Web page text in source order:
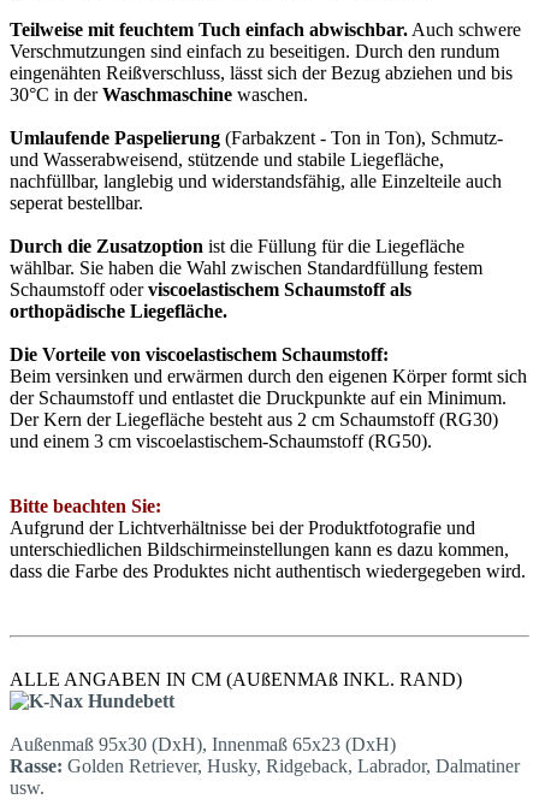
Teilweise mit feuchtem Tuch einfach abwischbar. Auch schwere
Verschmutzungen sind einfach zu beseitigen. Durch den rundum
eingenähten Reißverschluss, lässt sich der Bezug abziehen und bis
30°C in derWaschmaschine waschen.
Umlaufende Paspelierung (Farbakzent - Ton in Ton), Schmutz-
und Wasserabweisend, stützende und stabile Liegefläche,
nachfüllbar, langlebig und widerstandsfähig, alle Einzelteile auch
seperat bestellbar.
Durch die Zusatzoption ist die Füllung für die Liegefläche
wählbar. Sie haben die Wahl zwischen Standardfüllung festem
Schaumstoff oderviscoelastischem Schaumstoff als
orthopädische Liegefläche.
Die Vorteile von viscoelastischem Schaumstoff:
Beim versinken und erwärmen durch den eigenen Körper formt sich
der Schaumstoff und entlastet die Druckpunkte auf ein Minimum.
Der Kern der Liegefläche besteht aus 2 cm Schaumstoff (RG30)
und einem 3 cm viscoelastischem-Schaumstoff (RG50).
Bitte beachten Sie:
Aufgrund der Lichtverhältnisse bei der Produktfotografie und
unterschiedlichen Bildschirmeinstellungen kann es dazu kommen,
dass die Farbe des Produktes nicht authentisch wiedergegeben wird.
ALLE ANGABEN IN CM (AUßENMAß INKL. RAND)
Außenmaß 95x30 (DxH), Innenmaß 65x23 (DxH)
Rasse: Golden Retriever, Husky, Ridgeback, Labrador, Dalmatiner
usw.